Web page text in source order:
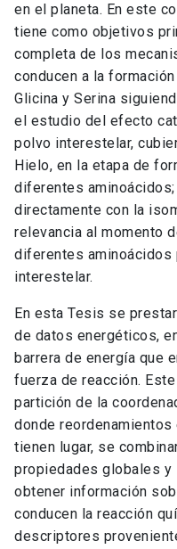
en el planeta. En este
tiene como objetivos
completa de los
conducen a la
Glicina y Serina
el estudio del efecto
polvo interestelar,
Hielo, en la etapa de
diferentes
directamente con la
relevancia al momento
diferentes
interestelar.
En esta Tesis se
de datos energéticos,
barrera de energía que
fuerza de reacción.
partición de la
donde
tienen lugar, se
propiedades globales
obtener información
conducen la reacción
descriptores